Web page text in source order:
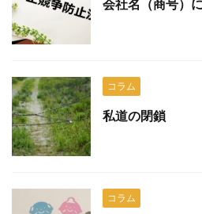
会社名（商号）
コラム
私道の閉鎖
コラム